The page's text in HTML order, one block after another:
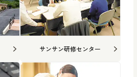
サンサン研修センター